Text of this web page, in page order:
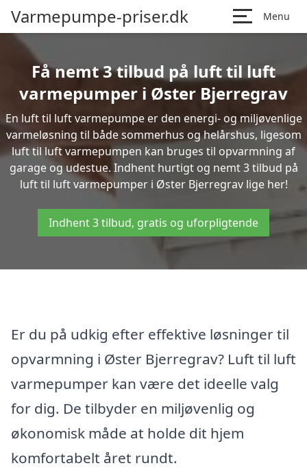
Varmepumpe-priser.dk Menu
Få nemt 3 tilbud på luft til luft
varmepumper i Øster Bjerregrav
En luft til luft varmepumpe er den energi- og miljøvenlige
varmeløsning til både sommerhus og helårshus, ligesom
luft til luft varmepumpen kan bruges til opvarmning af
garage og udestue. Indhent hurtigt og nemt 3 tilbud på
luft til luft varmepumper i Øster Bjerregrav lige her!
Indhent 3 tilbud, gratis og uforpligtende
Er du på udkig efter effektive løsninger til
opvarmning i Øster Bjerregrav? Luft til luft
varmepumper kan være det ideelle valg
for dig. De tilbyder en miljøvenlig og
økonomisk måde at holde dit hjem
komfortabelt året rundt.